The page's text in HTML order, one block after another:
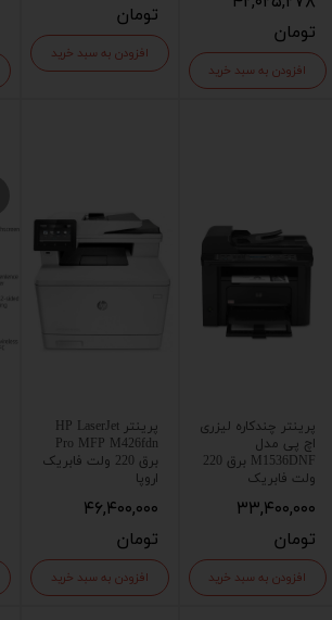
تومان
افزودن به سبد خرید
تومان
افزودن به سبد خرید
پرینتر چندکاره لیزری
اچ پی مدل
M1536DNF برق 220
ولت فابریک
۳۳,۴۰۰,۰۰۰
تومان
افزودن به سبد خرید
پرینتر HP LaserJet
Pro MFP M426fdn
برق 220 ولت فابریک
اروپا
۴۶,۴۰۰,۰۰۰
تومان
افزودن به سبد خرید